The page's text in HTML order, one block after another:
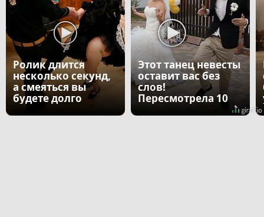
Ролик длится
несколько секунд,
а смеяться вы
будете долго
Этот танец невесты
оставит вас без
слов!
Пересмотрела 10